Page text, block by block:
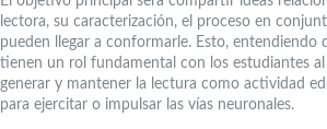
lectora, su caracterización, el proceso en
pueden llegar a conformarle. Esto, entendiendo
tienen un rol fundamental con los estudiantes
generar y mantener la lectura como actividad
para ejercitar o impulsar las vías neuronales.